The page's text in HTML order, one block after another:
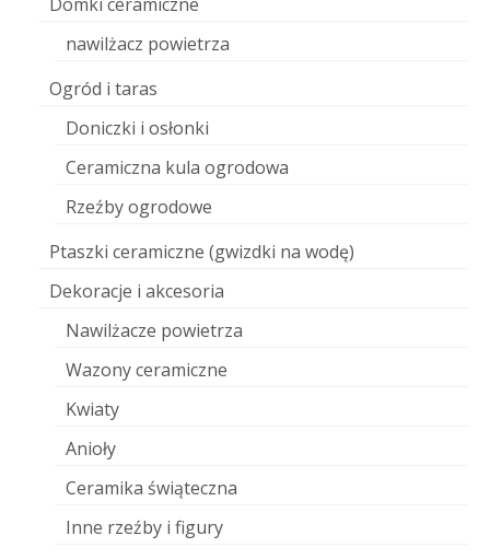
nawilżacz powietrza
Ogród i taras
Doniczki i osłonki
Ceramiczna kula ogrodowa
Rzeźby ogrodowe
Ptaszki ceramiczne (gwizdki na wodę)
Dekoracje i akcesoria
Nawilżacze powietrza
Wazony ceramiczne
Kwiaty
Anioły
Ceramika świąteczna
Inne rzeźby i figury